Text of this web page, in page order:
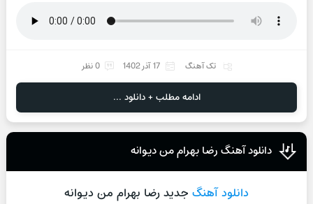
تک آهنگ 17 آذر 1402 0 نظر
ادامه مطلب + دانلود ...
دانلود آهنگ رضا بهرام من دیوانه
دانلود آهنگ جدید رضا بهرام من دیوانه